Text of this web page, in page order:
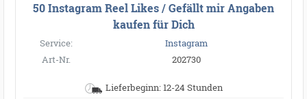
50 Instagram Reel Likes / Gefällt mir Angaben
kaufen für Dich
Service:
Instagram
Art-Nr.
202730
Lieferbeginn: 12-24 Stunden